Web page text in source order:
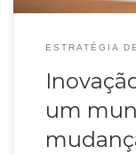
ESTRATÉGIA
um